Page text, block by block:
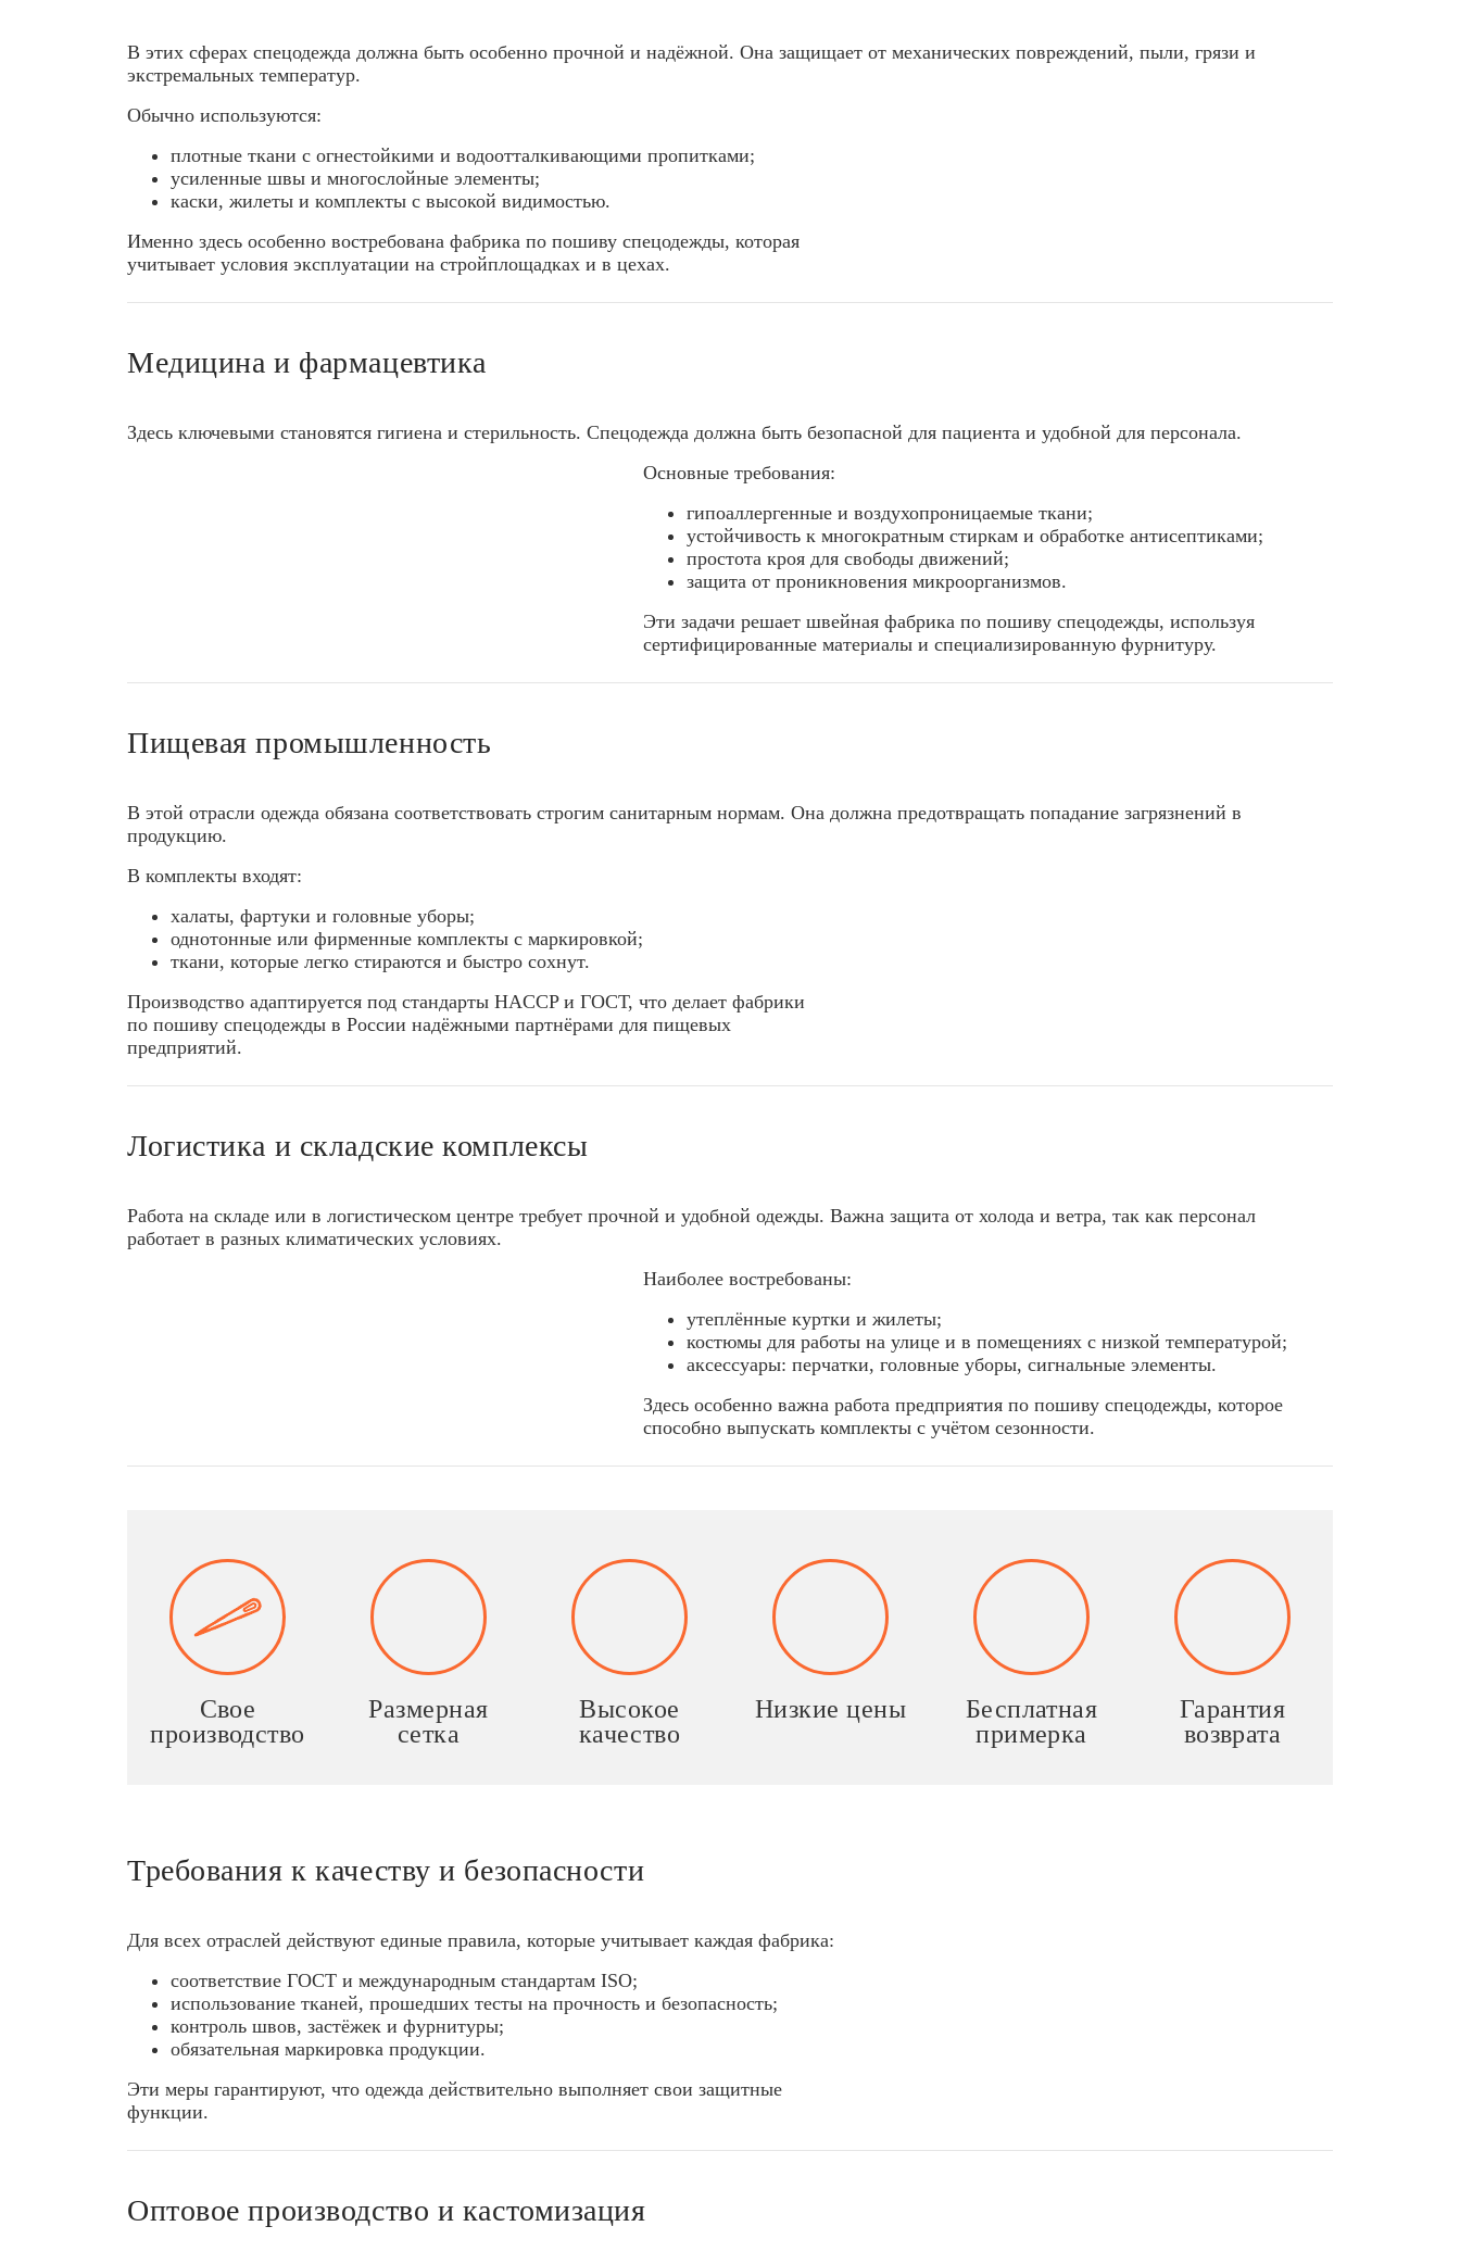
В этих сферах спецодежда должна быть особенно прочной и надёжной. Она защищает от механических повреждений, пыли, грязи и
экстремальных температур.
Обычно используются:
плотные ткани с огнестойкими и водоотталкивающими пропитками;
усиленные швы и многослойные элементы;
каски, жилеты и комплекты с высокой видимостью.
Именно здесь особенно востребована фабрика по пошиву спецодежды, которая
учитывает условия эксплуатации на стройплощадках и в цехах.
Медицина и фармацевтика
Здесь ключевыми становятся гигиена и стерильность. Спецодежда должна быть безопасной для пациента и удобной для персонала.
Основные требования:
гипоаллергенные и воздухопроницаемые ткани;
устойчивость к многократным стиркам и обработке антисептиками;
простота кроя для свободы движений;
защита от проникновения микроорганизмов.
Эти задачи решает швейная фабрика по пошиву спецодежды, используя
сертифицированные материалы и специализированную фурнитуру.
Пищевая промышленность
В этой отрасли одежда обязана соответствовать строгим санитарным нормам. Она должна предотвращать попадание загрязнений в
продукцию.
В комплекты входят:
халаты, фартуки и головные уборы;
однотонные или фирменные комплекты с маркировкой;
ткани, которые легко стираются и быстро сохнут.
Производство адаптируется под стандарты HACCP и ГОСТ, что делает фабрики
по пошиву спецодежды в России надёжными партнёрами для пищевых
предприятий.
Логистика и складские комплексы
Работа на складе или в логистическом центре требует прочной и удобной одежды. Важна защита от холода и ветра, так как персонал
работает в разных климатических условиях.
Наиболее востребованы:
утеплённые куртки и жилеты;
костюмы для работы на улице и в помещениях с низкой температурой;
аксессуары: перчатки, головные уборы, сигнальные элементы.
Здесь особенно важна работа предприятия по пошиву спецодежды, которое
способно выпускать комплекты с учётом сезонности.
Свое
производство
Размерная
сетка
Высокое
качество
Низкие цены
Бесплатная
примерка
Гарантия
возврата
Требования к качеству и безопасности
Для всех отраслей действуют единые правила, которые учитывает каждая фабрика:
соответствие ГОСТ и международным стандартам ISO;
использование тканей, прошедших тесты на прочность и безопасность;
контроль швов, застёжек и фурнитуры;
обязательная маркировка продукции.
Эти меры гарантируют, что одежда действительно выполняет свои защитные
функции.
Оптовое производство и кастомизация